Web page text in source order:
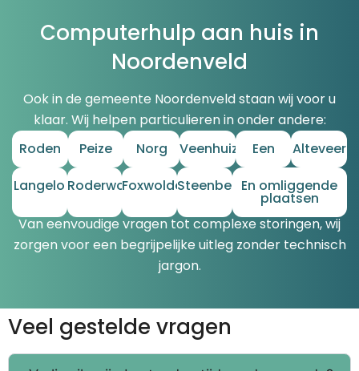
Computerhulp aan huis in
Noordenveld
Ook in de gemeente Noordenveld staan wij voor u
klaar. Wij helpen particulieren in onder andere:
Roden
Peize Norg VeenhuizenEen
Alteveer
Langelo RoderwoldeFoxwoldeSteenbergenEn omliggende
plaatsen
Van eenvoudige vragen tot complexe storingen, wij
zorgen voor een begrijpelijke uitleg zonder technisch
jargon.
Veel gestelde vragen